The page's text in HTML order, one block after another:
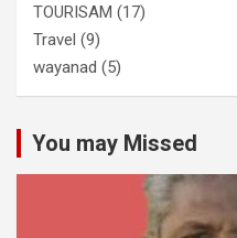
TOURISAM (17)
Travel (9)
wayanad (5)
You may Missed